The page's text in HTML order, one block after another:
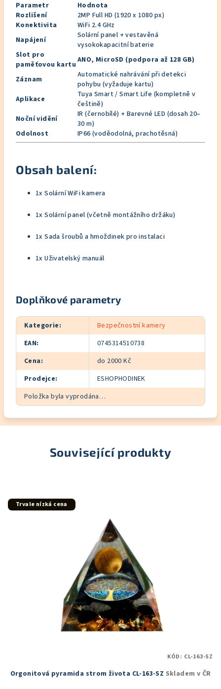
Parametr
Hodnota
Rozlišení
2MP Full HD (1920 x 1080 px)
Konektivita
WiFi 2.4 GHz
Napájení
Solární panel + vestavěná
vysokokapacitní baterie
Slot pro
paměťovou kartu ANO, MicroSD (podpora až 128 GB)
Záznam
Automatické nahrávání při detekci
pohybu (vyžaduje kartu)
Aplikace
Tuya Smart / Smart Life (kompletně v
češtině)
Noční vidění
IR (černobílé) + Barevné LED (dosah 20–
30 m)
Odolnost
IP66 (voděodolná, prachotěsná)
Obsah balení:
1x Solární WiFi kamera
1x Solární panel (včetně montážního držáku)
1x Sada šroubů a hmoždinek pro instalaci
1x Uživatelský manuál
Doplňkové parametry
Kategorie:
Bezpečnostní kamery
EAN:
0745314510738
Cena:
do 2000 Kč
Prodejce:
ESHOPHODINEK
Položka byla vyprodána…
Související produkty
Trvale nízká cena
Orgonitová pyramida strom života CL-163-SZ Skladem v ČR
KÓD: CL-163-SZ